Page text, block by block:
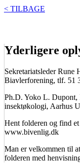
< TILBAGE
Yderligere
Sekretariatsleder Rune
Biavlerforening, tlf. 51
Ph.D. Yoko L. Dupont,
insektøkologi, Aarhus
Hent folderen og find
www.bivenlig.dk
Man er velkommen til
folderen med